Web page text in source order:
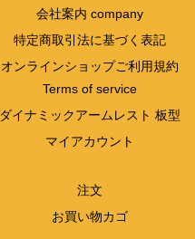
会社案内 company
特定商取引法に基づく表記
オンラインショップご利用規約
Terms of service
ダイナミックアームレスト 板型
マイアカウント
注文
お買い物カゴ